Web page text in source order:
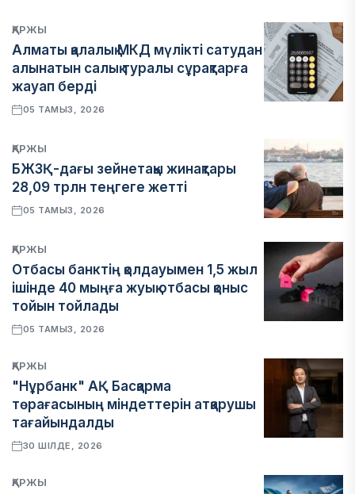
ҚАРЖЫ
Алматы қалалық МКД мүлікті сатудан
алынатын салық туралы сұрақтарға
жауап берді
05 ТАМЫЗ, 2026
ҚАРЖЫ
БЖЗҚ-дағы зейнетақы жинақтары
28,09 трлн теңгеге жетті
05 ТАМЫЗ, 2026
ҚАРЖЫ
Отбасы банктің қолдауымен 1,5 жыл
ішінде 40 мыңға жуық отбасы қоныс
тойын тойлады
05 ТАМЫЗ, 2026
ҚАРЖЫ
"Нұрбанк" АҚ Басқарма
төрағасының міндеттерін атқарушы
тағайындалды
30 ШІЛДЕ, 2026
ҚАРЖЫ